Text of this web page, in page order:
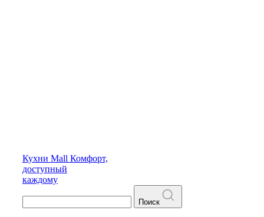
Кухни Mall Комфорт,
доступный
каждому
Поиск